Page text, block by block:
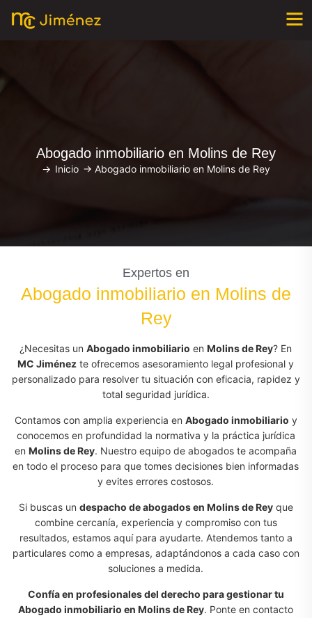
Abogado inmobiliario en Molins de Rey
-> Inicio -> Abogado inmobiliario en Molins de Rey
Expertos en
Abogado inmobiliario en Molins de
Rey
¿Necesitas unAbogado inmobiliario enMolins de Rey? En
MC Jiménez te ofrecemos asesoramiento legal profesional y
personalizado para resolver tu situación con eficacia, rapidez y
total seguridad jurídica.
Contamos con amplia experiencia en Abogado inmobiliario y
conocemos en profundidad la normativa y la práctica jurídica
enMolins de Rey. Nuestro equipo de abogados te acompaña
en todo el proceso para que tomes decisiones bien informadas
y evites errores costosos.
Si buscas un despacho de abogados en Molins de Reyque
combine cercanía, experiencia y compromiso con tus
resultados, estamos aquí para ayudarte. Atendemos tanto a
particulares como a empresas, adaptándonos a cada caso con
soluciones a medida.
Confía en profesionales del derecho para gestionar tu
Abogado inmobiliario en Molins de Rey. Ponte en contacto